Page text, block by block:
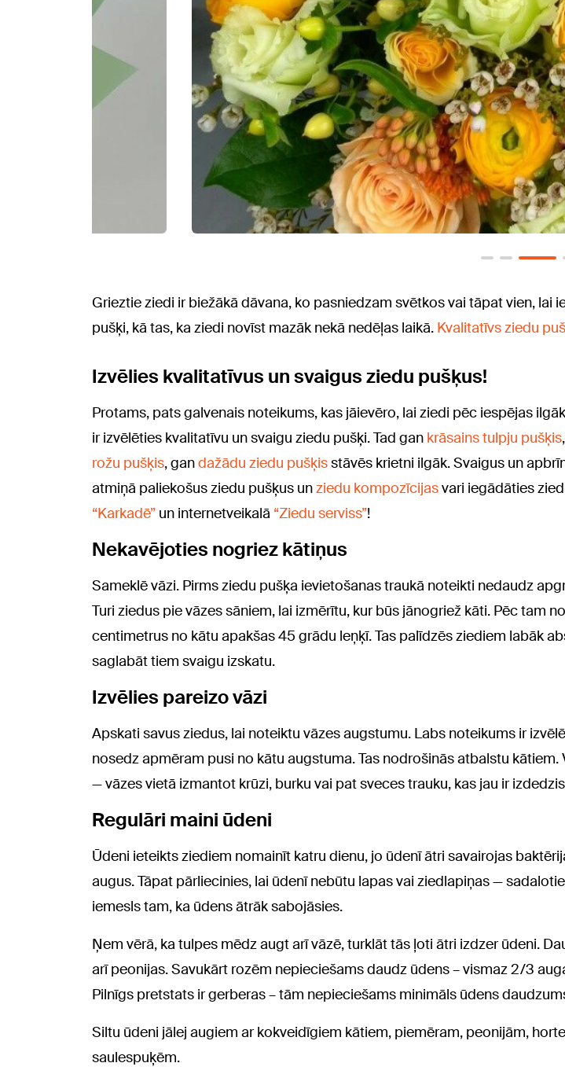
Grieztie ziedi ir biežākā dāvana, ko pasniedzam svētkos vai tāpat vien,
pušķi, kā tas, ka ziedi novīst mazāk nekā nedēļas laikā. Kvalitatīvs ziedu
Izvēlies kvalitatīvus un svaigus ziedu pušķus!
Protams, pats galvenais noteikums, kas jāievēro, lai ziedi pēc iespējas
ir izvēlēties kvalitatīvu un svaigu ziedu pušķi. Tad gan krāsains tulpju pušķis
rožu pušķis, gandažādu ziedu pušķisstāvēs krietni ilgāk. Svaigus un
atmiņā paliekošus ziedu pušķus unziedu kompozīcijasvari iegādāties
“Karkadē” un internetveikalā “Ziedu serviss”!
Nekavējoties nogriez kātiņus
Sameklē vāzi. Pirms ziedu pušķa ievietošanas traukā noteikti nedaudz
Turi ziedus pie vāzes sāniem, lai izmērītu, kur būs jānogriež kāti. Pēc tam
centimetrus no kātu apakšas 45 grādu leņķī. Tas palīdzēs ziediem labāk
saglabāt tiem svaigu izskatu.
Izvēlies pareizo vāzi
Apskati savus ziedus, lai noteiktu vāzes augstumu. Labs noteikums ir
nosedz apmēram pusi no kātu augstuma. Tas nodrošinās atbalstu kātiem.
— vāzes vietā izmantot krūzi, burku vai pat sveces trauku, kas jau ir
Regulāri maini ūdeni
Ūdeni ieteikts ziediem nomainīt katru dienu, jo ūdenī ātri savairojas
augus. Tāpat pārliecinies, lai ūdenī nebūtu lapas vai ziedlapiņas —
iemesls tam, ka ūdens ātrāk sabojāsies.
Ņem vērā, ka tulpes mēdz augt arī vāzē, turklāt tās ļoti ātri izdzer ūdeni.
arī peonijas. Savukārt rozēm nepieciešams daudz ūdens – vismaz 2/3
Pilnīgs pretstats ir gerberas – tām nepieciešams minimāls ūdens
Siltu ūdeni jālej augiem ar kokveidīgiem kātiem, piemēram, peonijām,
saulespuķēm.